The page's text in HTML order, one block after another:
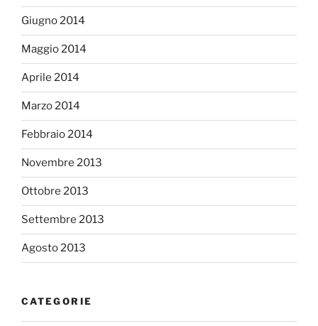
Giugno 2014
Maggio 2014
Aprile 2014
Marzo 2014
Febbraio 2014
Novembre 2013
Ottobre 2013
Settembre 2013
Agosto 2013
CATEGORIE